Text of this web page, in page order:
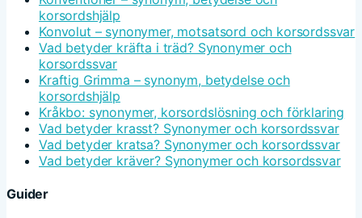
korsordshjälp
Konvolut – synonymer, motsatsord och korsordssvar
Vad betyder kräfta i träd? Synonymer och
korsordssvar
Kraftig Grimma – synonym, betydelse och
korsordshjälp
Kråkbo: synonymer, korsordslösning och förklaring
Vad betyder krasst? Synonymer och korsordssvar
Vad betyder kratsa? Synonymer och korsordssvar
Vad betyder kräver? Synonymer och korsordssvar
Guider